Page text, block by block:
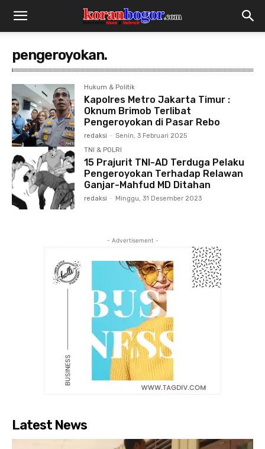
pengeroyokan.
Hukum & Politik
Kapolres Metro Jakarta Timur :
Oknum Brimob Terlibat
Pengeroyokan di Pasar Rebo
redaksi - Senin, 3 Februari 2025
TNI & POLRI
15 Prajurit TNI-AD Terduga Pelaku
Pengeroyokan Terhadap Relawan
Ganjar-Mahfud MD Ditahan
redaksi - Minggu, 31 Desember 2023
- Advertisement -
Latest News